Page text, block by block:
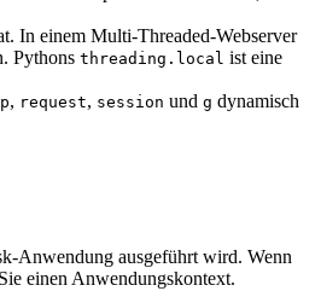
In einem Multi-Threaded-Webserver
Pythons threading.local ist eine
, request, session und g dynamisch
Anwendung ausgeführt wird. Wenn
einen Anwendungskontext.